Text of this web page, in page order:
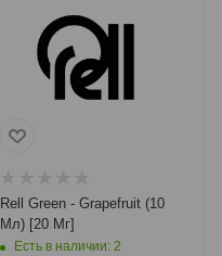
Rell Green - Grapefruit (10
Мл) [20 Мг]
Есть в наличии: 2